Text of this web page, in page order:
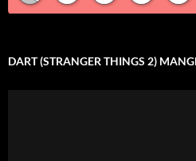
DART (STRANGER THINGS 2)